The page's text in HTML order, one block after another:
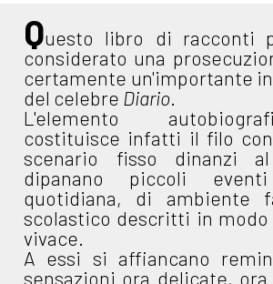
Questo libro di racconti
considerato una
certamente un'importante
del celebre Diario
L'elemento
costituisce infatti il filo
scenario fisso dinanzi
dipanano piccoli
quotidiana, di ambiente
scolastico descritti in
vivace.
A essi si affiancano
sensazioni ora delicate,